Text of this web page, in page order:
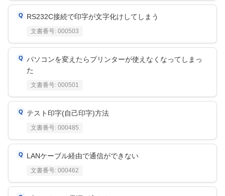
RS232C接続で印字が文字化けしてしまう
文書番号: 000503
パソコンを変えたらプリンターが使えなくなってしまっ
た
文書番号: 000501
テスト印字(自己印字)方法
文書番号: 000485
LANケーブル経由で通信ができない
文書番号: 000462